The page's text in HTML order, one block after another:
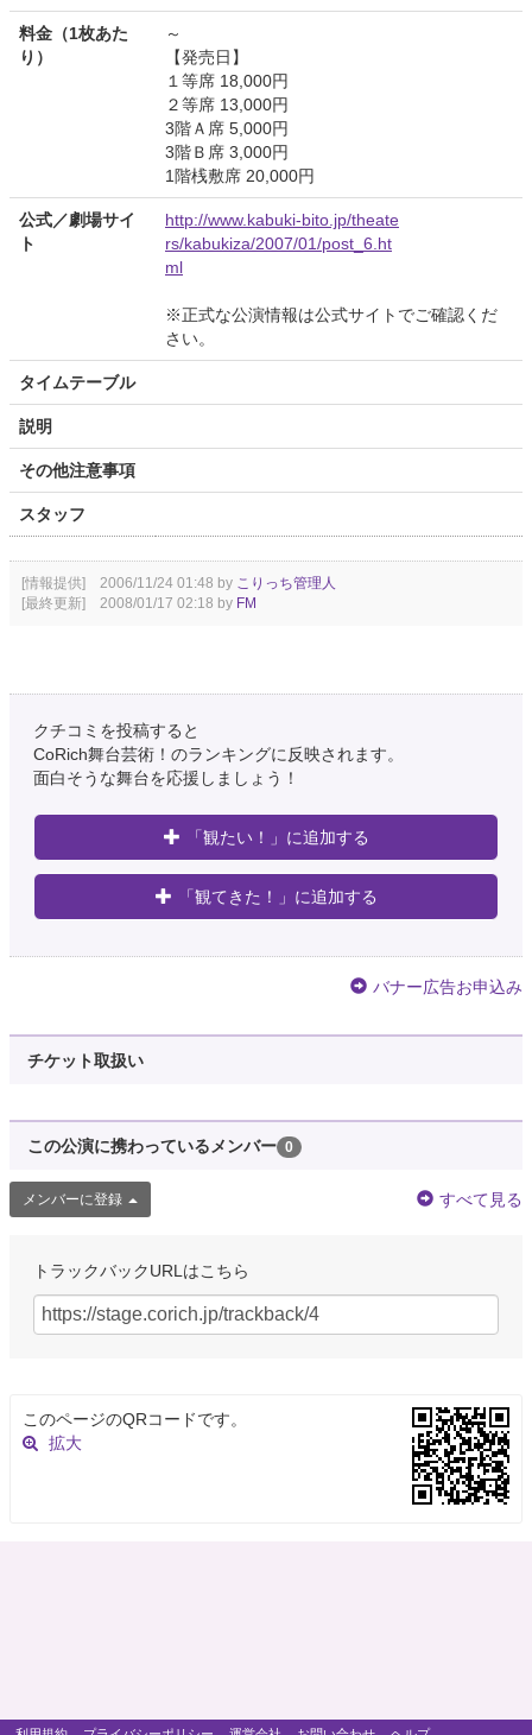
料金（1枚あた
り）
～
【発売日】
１等席 18,000円
２等席 13,000円
3階Ａ席 5,000円
3階Ｂ席 3,000円
1階桟敷席 20,000円
公式／劇場サイ
ト
http://www.kabuki-bito.jp/theate
rs/kabukiza/2007/01/post_6.ht
ml
※正式な公演情報は公式サイトでご確認くだ
さい。
タイムテーブル
説明
その他注意事項
スタッフ
[情報提供] 2006/11/24 01:48 by こりっち管理人
[最終更新] 2008/01/17 02:18 by FM
クチコミを投稿すると
CoRich舞台芸術！のランキングに反映されます。
面白そうな舞台を応援しましょう！
「観たい！」に追加する
「観てきた！」に追加する
バナー広告お申込み
チケット取扱い
この公演に携わっているメンバー 0
メンバーに登録 すべて見る
トラックバックURLはこちら
このページのQRコードです。
拡大